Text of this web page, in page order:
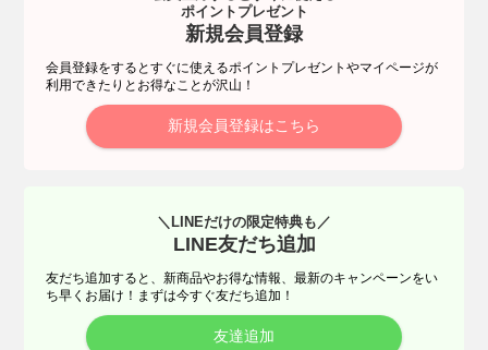
ポイントプレゼント
新規会員登録
会員登録をするとすぐに使えるポイントプレゼントやマイページが
利用できたりとお得なことが沢山！
新規会員登録はこちら
＼LINEだけの限定特典も／
LINE友だち追加
友だち追加すると、新商品やお得な情報、最新のキャンペーンをい
ち早くお届け！まずは今すぐ友だち追加！
友達追加